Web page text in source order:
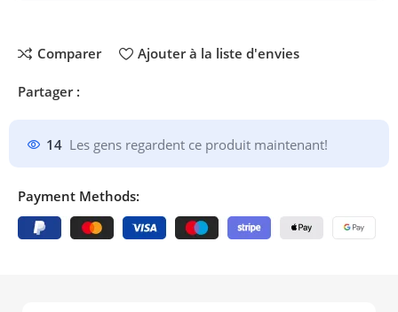
Comparer Ajouter à la liste d'envies
Partager :
14 Les gens regardent ce produit maintenant!
Payment Methods: